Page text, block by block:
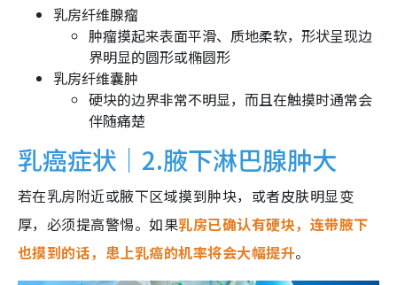
乳房纤维腺瘤
肿瘤摸起来表面平滑、质地柔软，形状呈现边
界明显的圆形或椭圆形
乳房纤维囊肿
硬块的边界非常不明显，而且在触摸时通常会
伴随痛楚
乳癌症状｜2.腋下淋巴腺肿大
若在乳房附近或腋下区域摸到肿块，或者皮肤明显变
厚，必须提高警惕。如果乳房已确认有硬块，连带腋下
也摸到的话，患上乳癌的机率将会大幅提升。